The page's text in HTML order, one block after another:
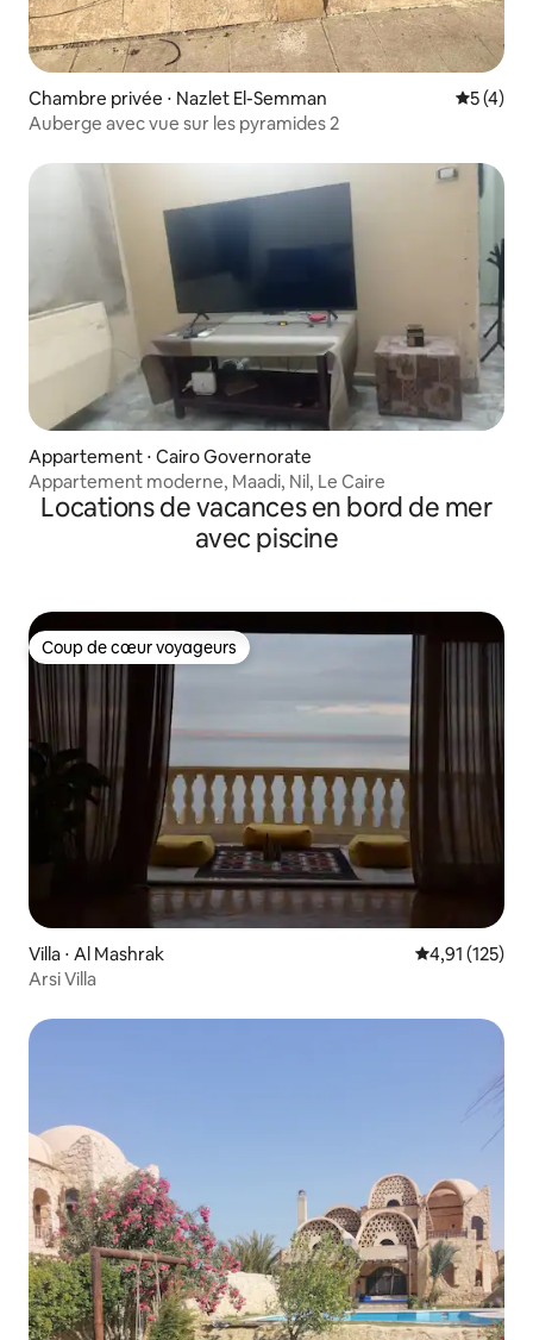
Chambre privée ⋅ Nazlet El-Semman
5 (4)
Auberge avec vue sur les pyramides 2
Appartement ⋅ Cairo Governorate
Appartement moderne, Maadi, Nil, Le Caire
Locations de vacances en bord de mer
avec piscine
Coup de cœur voyageurs
Coup de cœur voyageurs
Villa ⋅ Al Mashrak Évaluation
4,91 (125)
Arsi Villa